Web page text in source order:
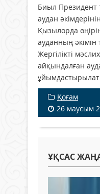
Биыл Президент
аудан
Қызылорда
ауданның әкімін
Жергілікті
айқындалған
Қоғам
26 маусым
ҰҚСАС